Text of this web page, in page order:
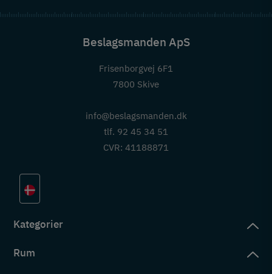
Beslagsmanden ApS
Frisenborgvej 6F1
7800 Skive
info@beslagsmanden.dk
tlf. 92 45 34 51
CVR: 41188871
Kategorier
Rum